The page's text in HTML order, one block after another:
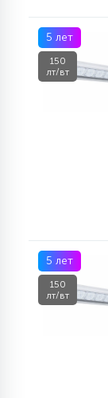
5 лет
150
лт/вт
5 лет
150
лт/вт